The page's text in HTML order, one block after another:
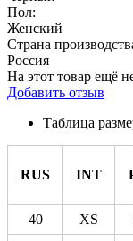
Пол:
Женский
Страна
Россия
На этот товар ещё
Добавить отзыв
Таблица
RUS INT
40
XS